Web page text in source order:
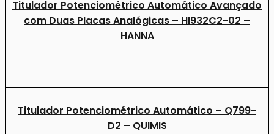
Titulador Potenciométrico Automático Avançado
com Duas Placas Analógicas – HI932C2-02 –
HANNA
Titulador Potenciométrico Automático – Q799-
D2 – QUIMIS